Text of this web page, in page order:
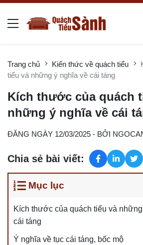
Trang chủ Kiến thức về quách tiểu
tiểu và những ý nghĩa về cái táng
Kích thước của quách
những ý nghĩa về cái
ĐĂNG NGÀY 12/03/2025 - BỞI
Chia sẻ bài viết:
Mục lục
Kích thước của quách tiểu và
cái táng
Ý nghĩa về tục cái táng, bốc mộ